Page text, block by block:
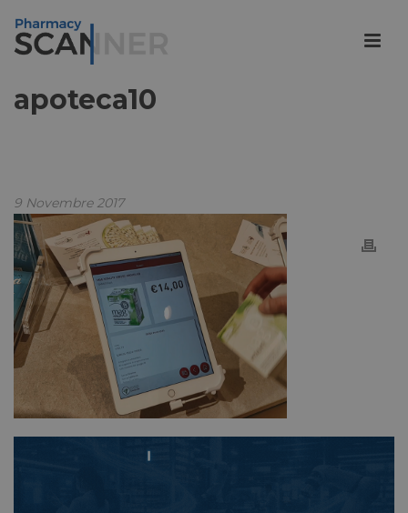
apoteca10
9 Novembre 2017